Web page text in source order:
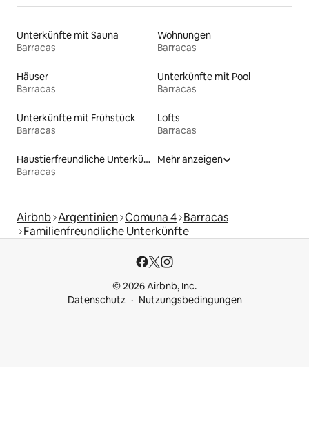
Unterkünfte mit Sauna
Barracas
Wohnungen
Barracas
Häuser
Barracas
Unterkünfte mit Pool
Barracas
Unterkünfte mit Frühstück
Barracas
Lofts
Barracas
Haustierfreundliche Unterkünfte
Barracas
Mehr anzeigen
Airbnb Argentinien Comuna 4 Barracas
Familienfreundliche Unterkünfte
© 2026 Airbnb, Inc.
Datenschutz
Nutzungsbedingungen